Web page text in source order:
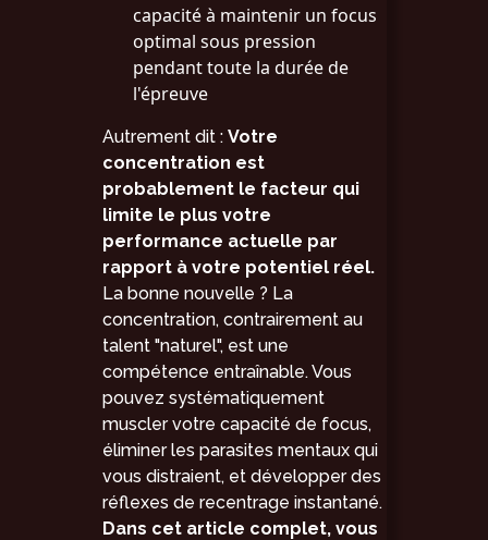
capacité à maintenir un focus
optimal sous pression
pendant toute la durée de
l'épreuve
Autrement dit : Votre
concentration est
probablement le facteur qui
limite le plus votre
performance actuelle par
rapport à votre potentiel réel.
La bonne nouvelle ? La
concentration, contrairement au
talent "naturel", est une
compétence entraînable. Vous
pouvez systématiquement
muscler votre capacité de focus,
éliminer les parasites mentaux qui
vous distraient, et développer des
réflexes de recentrage instantané.
Dans cet article complet, vous